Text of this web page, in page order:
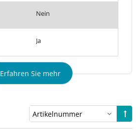
Nein
Ja
Erfahren Sie mehr